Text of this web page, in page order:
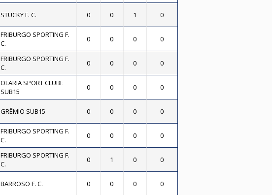
STUCKY F. C. 0 0 1 0
FRIBURGO SPORTING F.
C.
0 0 0 0
FRIBURGO SPORTING F.
C.
0 0 0 0
OLARIA SPORT CLUBE
SUB15
0 0 0 0
GRÊMIO SUB15 0 0 0 0
FRIBURGO SPORTING F.
C.
0 0 0 0
FRIBURGO SPORTING F.
C.
0 1 0 0
BARROSO F. C. 0 0 0 0